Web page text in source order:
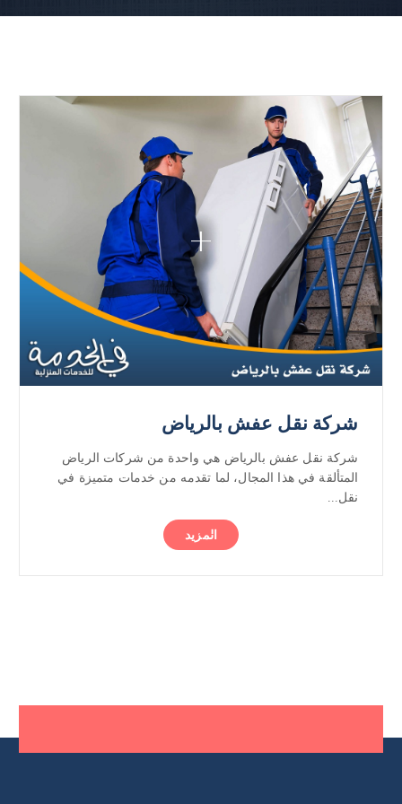
شركة نقل عفش بالرياض
شركة نقل عفش بالرياض هي واحدة من شركات الرياض
المتألقة في هذا المجال، لما تقدمه من خدمات متميزة في
نقل...
المزيد